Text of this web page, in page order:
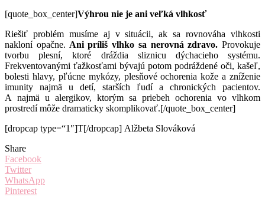
[quote_box_center]Výhrou nie je ani veľká vlhkosť
Riešiť problém musíme aj v situácii, ak sa rovnováha vlhkosti
nakloní opačne. Ani príliš vlhko sa nerovná zdravo. Provokuje
tvorbu plesní, ktoré dráždia sliznicu dýchacieho systému.
Frekventovanými ťažkosťami bývajú potom podráždené oči, kašeľ,
bolesti hlavy, pľúcne mykózy, plesňové ochorenia kože a zníženie
imunity najmä u detí, starších ľudí a chronických pacientov.
A najmä u alergikov, ktorým sa priebeh ochorenia vo vlhkom
prostredí môže dramaticky skomplikovať.[/quote_box_center]
[dropcap type=“1″]T[/dropcap] Alžbeta Slováková
Share
Facebook
Twitter
WhatsApp
Pinterest